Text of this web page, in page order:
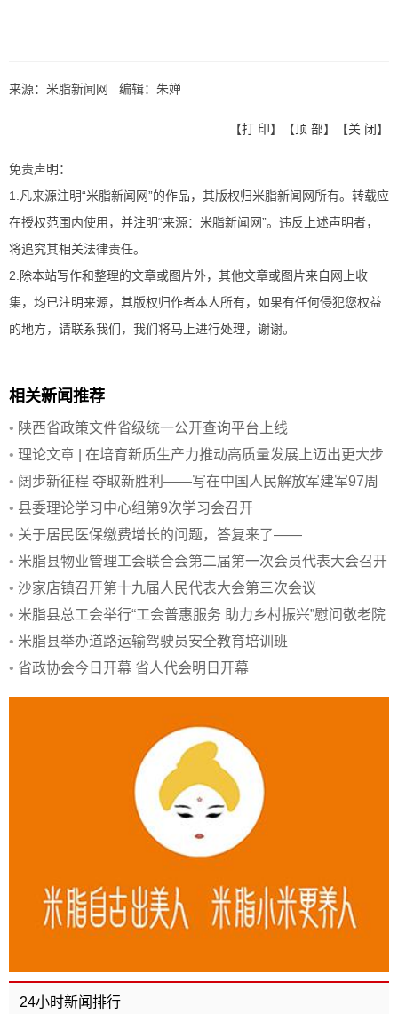
来源：米脂新闻网 编辑：朱婵
【打 印】【顶 部】【关 闭】
免责声明：
1.凡来源注明“米脂新闻网”的作品，其版权归米脂新闻网所有。转载应
在授权范围内使用，并注明“来源：米脂新闻网”。违反上述声明者，
将追究其相关法律责任。
2.除本站写作和整理的文章或图片外，其他文章或图片来自网上收
集，均已注明来源，其版权归作者本人所有，如果有任何侵犯您权益
的地方，请联系我们，我们将马上进行处理，谢谢。
相关新闻推荐
• 陕西省政策文件省级统一公开查询平台上线
• 理论文章 | 在培育新质生产力推动高质量发展上迈出更大步
伐
• 阔步新征程 夺取新胜利——写在中国人民解放军建军97周
年之际
• 县委理论学习中心组第9次学习会召开
• 关于居民医保缴费增长的问题，答复来了——
• 米脂县物业管理工会联合会第二届第一次会员代表大会召开
• 沙家店镇召开第十九届人民代表大会第三次会议
• 米脂县总工会举行“工会普惠服务 助力乡村振兴”慰问敬老院
活动
• 米脂县举办道路运输驾驶员安全教育培训班
• 省政协会今日开幕 省人代会明日开幕
24小时新闻排行